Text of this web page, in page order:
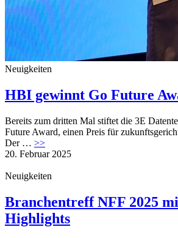
Maschinen zur Alu- und PVC-
Maschinen zur
Messen und Veranstaltungen
Software für den Einsatz im
Sonnen- und
Abonnement
Service
Archiv für Abonnenten
Probeheft Bestellung
Newsletter
Neuigkeiten
HBI gewinnt Go Future
Bereits zum dritten Mal stiftet die 3E
Future Award, einen Preis für
Der … >>
20. Februar 2025
Neuigkeiten
Branchentreff NFF 2025
Highlights